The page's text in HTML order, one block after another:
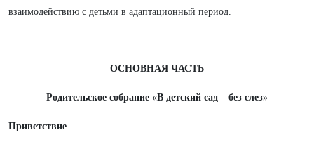
взаимодействию с детьми в адаптационный период.
ОСНОВНАЯ ЧАСТЬ
Родительское собрание «В детский сад – без слез»
Приветствие